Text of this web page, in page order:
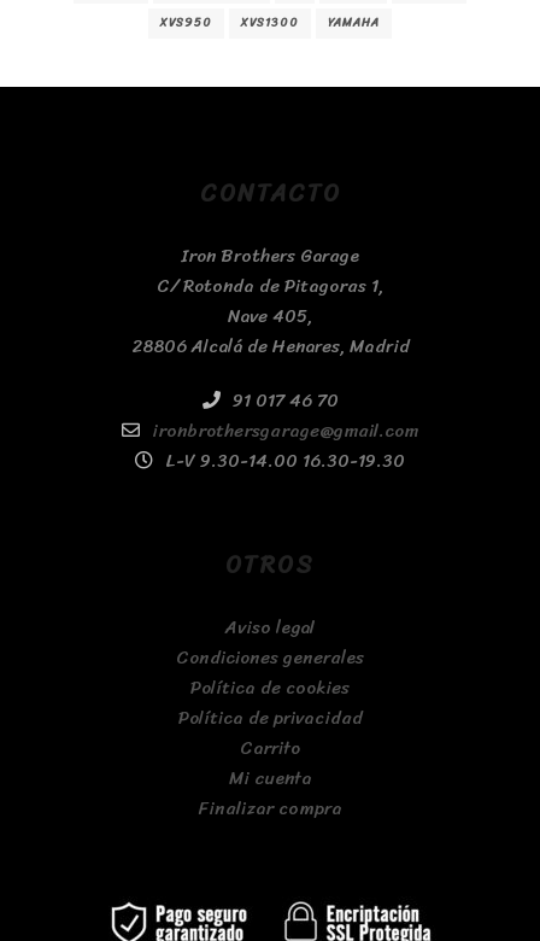
XVS950
XVS1300 YAMAHA
CONTACTO
Iron Brothers Garage
C/ Rotonda de Pitagoras 1,
Nave 405,
28806 Alcalá de Henares, Madrid
91 017 46 70
ironbrothersgarage@gmail.com
L-V 9.30-14.00 16.30-19.30
OTROS
Aviso legal
Condiciones generales
Política de cookies
Política de privacidad
Carrito
Mi cuenta
Finalizar compra